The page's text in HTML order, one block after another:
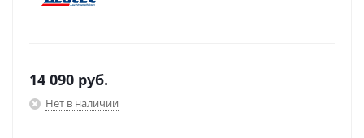
14 090 руб.
Нет в наличии